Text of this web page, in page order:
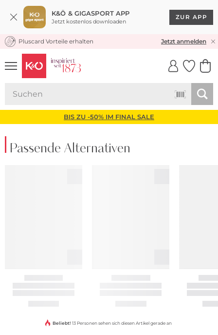
K&Ö & GIGASPORT APP
Jetzt kostenlos downloaden
ZUR APP
KOSTENLOSER VERSAND* & RÜCKVERSAND
Pluscard Vorteile erhalten Jetzt anmelden
UNSERE APP
CLICK &
BIS ZU -50% IM FINAL SALE
Passende Alternativen
Beliebt! 13 Personen sehen sich diesen Artikel gerade an